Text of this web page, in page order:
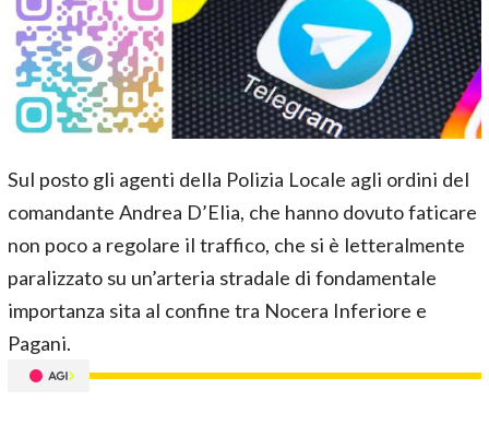
Sul posto gli agenti della Polizia Locale agli ordini del
comandante Andrea D’Elia, che hanno dovuto faticare
non poco a regolare il traffico, che si è letteralmente
paralizzato su un’arteria stradale di fondamentale
importanza sita al confine tra Nocera Inferiore e
Pagani.